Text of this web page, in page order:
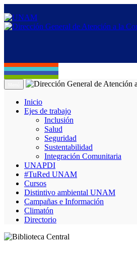
Inicio
Ejes de trabajo
Inclusión
Salud
Seguridad
Sustentabilidad
Integración Comunitaria
UNAPDI
#TuRed UNAM
Cursos
Distintivo ambiental UNAM
Campañas e Información
Climatón
Directorio